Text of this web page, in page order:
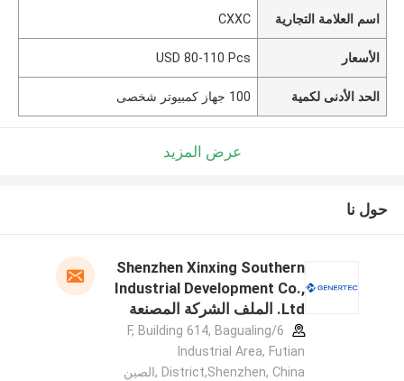
اسم العلامة التجارية CXXC
الأسعار USD 80-110 Pcs
الحد الأدنى لكمية 100 جهاز كمبيوتر شخصى
عرض المزيد
حول نا
Shenzhen Xinxing Southern
Industrial Development Co.,
Ltd. الملف الشركة المصنعة
6/F, Building 614, Bagualing
Industrial Area, Futian
District,Shenzhen, China ,الصين